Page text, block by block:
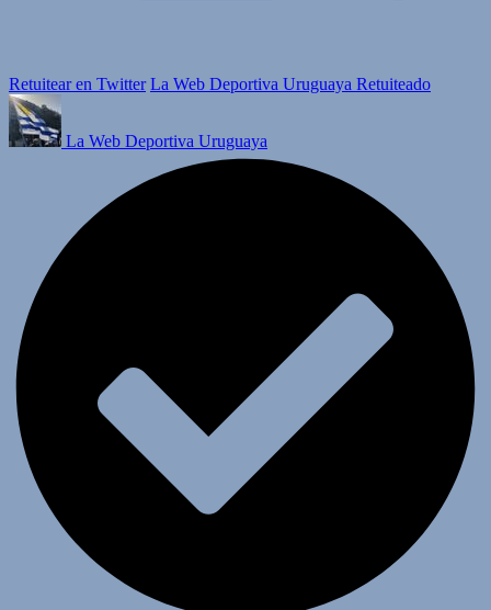
Retuitear en Twitter La Web Deportiva Uruguaya Retuiteado
La Web Deportiva Uruguaya